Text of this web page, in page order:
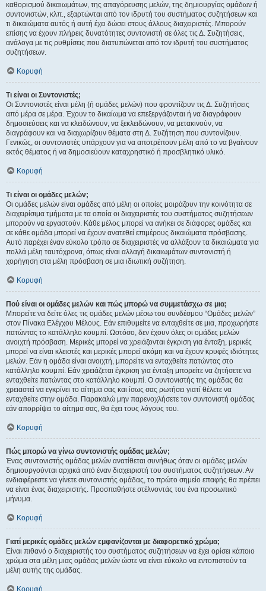
καθορισμού δικαιωμάτων, της απαγόρευσης μελών, της δημιουργίας ομάδων ή
συντονιστών, κλπ., εξαρτώνται από τον ιδρυτή του συστήματος συζητήσεων και
τι δικαιώματα αυτός ή αυτή έχει δώσει στους άλλους διαχειριστές. Μπορούν
επίσης να έχουν πλήρεις δυνατότητες συντονιστή σε όλες τις Δ. Συζητήσεις,
ανάλογα με τις ρυθμίσεις που διατυπώνεται από τον ιδρυτή του συστήματος
συζητήσεων.
Κορυφή
Τι είναι οι Συντονιστές;
Οι Συντονιστές είναι μέλη (ή ομάδες μελών) που φροντίζουν τις Δ. Συζητήσεις
από μέρα σε μέρα. Έχουν το δικαίωμα να επεξεργάζονται ή να διαγράφουν
δημοσιεύσεις και να κλειδώνουν, να ξεκλειδώνουν, να μετακινούν, να
διαγράφουν και να διαχωρίζουν θέματα στη Δ. Συζήτηση που συντονίζουν.
Γενικώς, οι συντονιστές υπάρχουν για να αποτρέπουν μέλη από το να βγαίνουν
εκτός θέματος ή να δημοσιεύουν καταχρηστικό ή προσβλητικό υλικό.
Κορυφή
Τι είναι οι ομάδες μελών;
Οι ομάδες μελών είναι ομάδες από μέλη οι οποίες μοιράζουν την κοινότητα σε
διαχειρίσιμα τμήματα με τα οποία οι διαχειριστές του συστήματος συζητήσεων
μπορούν να εργαστούν. Κάθε μέλος μπορεί να ανήκει σε διάφορες ομάδες και
σε κάθε ομάδα μπορεί να έχουν ανατεθεί επιμέρους δικαιώματα πρόσβασης.
Αυτό παρέχει έναν εύκολο τρόπο σε διαχειριστές να αλλάξουν τα δικαιώματα για
πολλά μέλη ταυτόχρονα, όπως είναι αλλαγή δικαιωμάτων συντονιστή ή
χορήγηση στα μέλη πρόσβαση σε μια ιδιωτική συζήτηση.
Κορυφή
Πού είναι οι ομάδες μελών και πώς μπορώ να συμμετάσχω σε μια;
Μπορείτε να δείτε όλες τις ομάδες μελών μέσω του συνδέσμου “Ομάδες μελών”
στον Πίνακα Ελέγχου Μέλους. Εάν επιθυμείτε να ενταχθείτε σε μια, προχωρήστε
πατώντας το κατάλληλο κουμπί. Ωστόσο, δεν έχουν όλες οι ομάδες μελών
ανοιχτή πρόσβαση. Μερικές μπορεί να χρειάζονται έγκριση για ένταξη, μερικές
μπορεί να είναι κλειστές και μερικές μπορεί ακόμη και να έχουν κρυφές ιδιότητες
μελών. Εάν η ομάδα είναι ανοιχτή, μπορείτε να ενταχθείτε πατώντας στο
κατάλληλο κουμπί. Εάν χρειάζεται έγκριση για ένταξη μπορείτε να ζητήσετε να
ενταχθείτε πατώντας στο κατάλληλο κουμπί. Ο συντονιστής της ομάδας θα
χρειαστεί να εγκρίνει το αίτημα σας και ίσως σας ρωτήσει γιατί θέλετε να
ενταχθείτε στην ομάδα. Παρακαλώ μην παρενοχλήσετε τον συντονιστή ομάδας
εάν απορρίψει το αίτημα σας, θα έχει τους λόγους του.
Κορυφή
Πώς μπορώ να γίνω συντονιστής ομάδας μελών;
Ένας συντονιστής ομάδας μελών ανατίθεται συνήθως όταν οι ομάδες μελών
δημιουργούνται αρχικά από έναν διαχειριστή του συστήματος συζητήσεων. Αν
ενδιαφέρεστε να γίνετε συντονιστής ομάδας, το πρώτο σημείο επαφής θα πρέπει
να είναι ένας διαχειριστής. Προσπαθήστε στέλνοντάς του ένα προσωπικό
μήνυμα.
Κορυφή
Γιατί μερικές ομάδες μελών εμφανίζονται με διαφορετικό χρώμα;
Είναι πιθανό ο διαχειριστής του συστήματος συζητήσεων να έχει ορίσει κάποιο
χρώμα στα μέλη μιας ομάδας μελών ώστε να είναι εύκολο να εντοπιστούν τα
μέλη αυτής της ομάδας.
Κορυφή